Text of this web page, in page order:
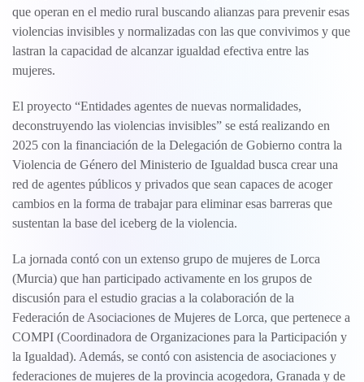
que operan en el medio rural buscando alianzas para prevenir esas
violencias invisibles y normalizadas con las que convivimos y que
lastran la capacidad de alcanzar igualdad efectiva entre las
mujeres.
El proyecto “Entidades agentes de nuevas normalidades,
deconstruyendo las violencias invisibles” se está realizando en
2025 con la financiación de la Delegación de Gobierno contra la
Violencia de Género del Ministerio de Igualdad busca crear una
red de agentes públicos y privados que sean capaces de acoger
cambios en la forma de trabajar para eliminar esas barreras que
sustentan la base del iceberg de la violencia.
La jornada contó con un extenso grupo de mujeres de Lorca
(Murcia) que han participado activamente en los grupos de
discusión para el estudio gracias a la colaboración de la
Federación de Asociaciones de Mujeres de Lorca, que pertenece a
COMPI (Coordinadora de Organizaciones para la Participación y
la Igualdad). Además, se contó con asistencia de asociaciones y
federaciones de mujeres de la provincia acogedora, Granada y de